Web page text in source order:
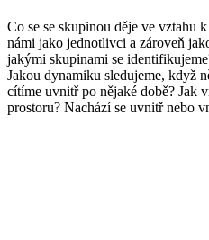
Co se se skupinou děje ve vztahu
námi jako jednotlivci a zároveň
jakými skupinami se
Jakou dynamiku sledujeme, když
cítíme uvnitř po nějaké době? Jak
prostoru? Nachází se uvnitř nebo